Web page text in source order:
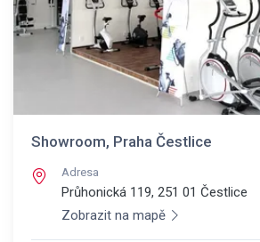
Showroom, Praha Čestlice
Adresa
Průhonická 119, 251 01 Čestlice
Zobrazit na mapě